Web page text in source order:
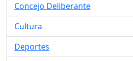
Concejo Deliberante
Cultura
Deportes